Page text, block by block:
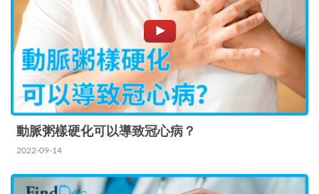
顯示有兩成至三成的缺血性中風患者，是找不到
原…
動脈粥樣硬化可以導致冠心病？
2022-09-14